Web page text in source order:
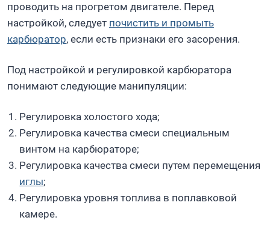
проводить на прогретом двигателе. Перед
настройкой, следует почистить и промыть
карбюратор, если есть признаки его засорения.
Под настройкой и регулировкой карбюратора
понимают следующие манипуляции:
Регулировка холостого хода;
Регулировка качества смеси специальным
винтом на карбюраторе;
Регулировка качества смеси путем перемещения
иглы;
Регулировка уровня топлива в поплавковой
камере.